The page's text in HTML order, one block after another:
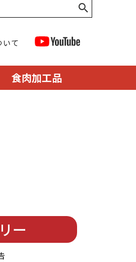
いて
食肉加工品
ー